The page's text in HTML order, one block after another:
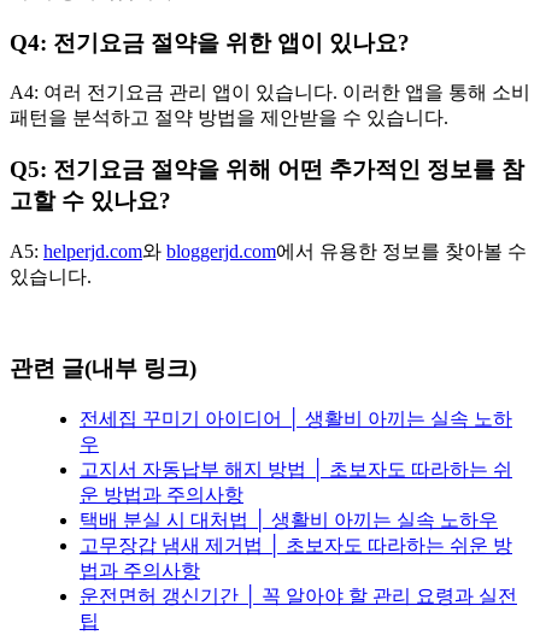
Q4: 전기요금 절약을 위한 앱이 있나요?
A4: 여러 전기요금 관리 앱이 있습니다. 이러한 앱을 통해 소비
패턴을 분석하고 절약 방법을 제안받을 수 있습니다.
Q5: 전기요금 절약을 위해 어떤 추가적인 정보를 참
고할 수 있나요?
A5: helperjd.com와 bloggerjd.com에서 유용한 정보를 찾아볼 수
있습니다.
관련 글(내부 링크)
전세집 꾸미기 아이디어 │ 생활비 아끼는 실속 노하
우
고지서 자동납부 해지 방법 │ 초보자도 따라하는 쉬
운 방법과 주의사항
택배 분실 시 대처법 │ 생활비 아끼는 실속 노하우
고무장갑 냄새 제거법 │ 초보자도 따라하는 쉬운 방
법과 주의사항
운전면허 갱신기간 │ 꼭 알아야 할 관리 요령과 실전
팁